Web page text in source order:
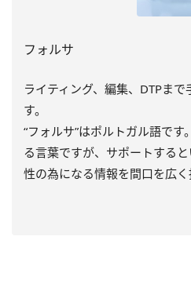
フォルサ
ライティング、編集、DTPま
す。
“フォルサ”はポルトガル語で
る言葉ですが、サポートする
性の為になる情報を間口を広く